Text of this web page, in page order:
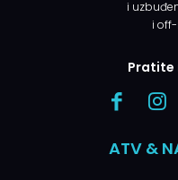
i
i
Pratite
ATV &